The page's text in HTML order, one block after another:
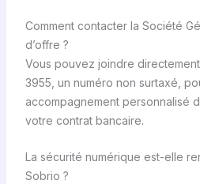
Comment contacter la Société
d’offre ?
Vous pouvez joindre
3955, un numéro non surtaxé,
accompagnement personnalisé
votre contrat bancaire.
La sécurité numérique est-elle
Sobrio ?